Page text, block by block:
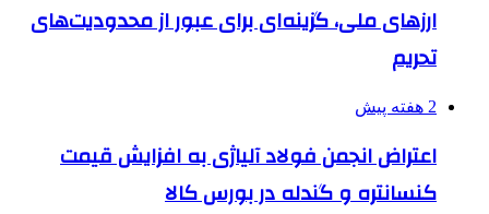
ارزهای ملی، گزینه‌ای برای عبور از محدودیت‌های
تحریم
2 هفته پیش
اعتراض انجمن فولاد آلیاژی به افزایش قیمت
کنسانتره و گندله در بورس کالا